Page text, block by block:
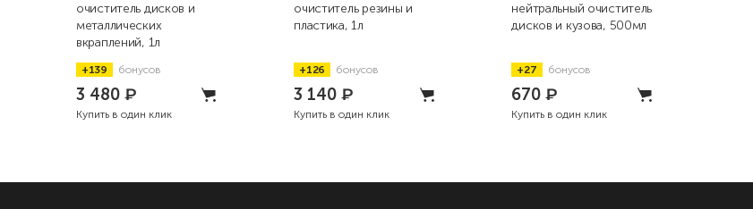
очиститель дисков и
металлических
вкраплений, 1л
+139 бонусов
3 480 ₽
Купить в один клик
очиститель резины и
пластика, 1л
+126 бонусов
3 140₽
Купить в один клик
нейтральный очиститель
дисков и кузова, 500мл
+27 бонусов
670₽
Купить в один клик